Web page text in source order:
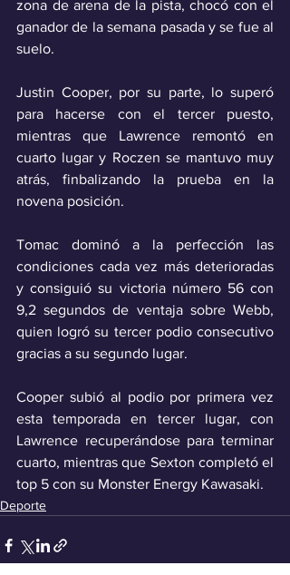
zona de arena de la pista, chocó con el
ganador de la semana pasada y se fue al
suelo.
Justin Cooper, por su parte, lo superó
para hacerse con el tercer puesto,
mientras que Lawrence remontó en
cuarto lugar y Roczen se mantuvo muy
atrás, finbalizando la prueba en la
novena posición.
Tomac dominó a la perfección las
condiciones cada vez más deterioradas
y consiguió su victoria número 56 con
9,2 segundos de ventaja sobre Webb,
quien logró su tercer podio consecutivo
gracias a su segundo lugar.
Cooper subió al podio por primera vez
esta temporada en tercer lugar, con
Lawrence recuperándose para terminar
cuarto, mientras que Sexton completó el
top 5 con su Monster Energy Kawasaki.
Deporte